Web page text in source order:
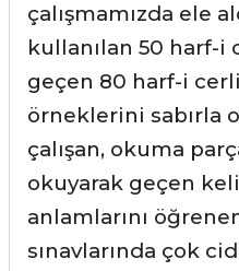
çalışmamızda ele
kullanılan 50 harf-
geçen 80 harf-i
örneklerini sabırla
çalışan, okuma
okuyarak geçen
anlamlarını
sınavlarında çok